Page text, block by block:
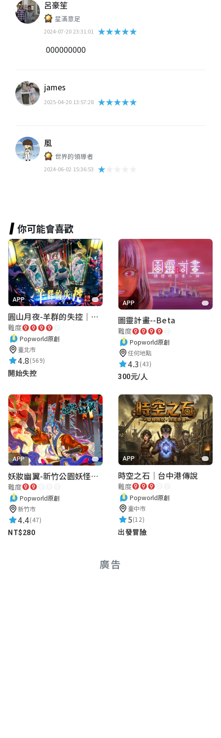
呂豪笙
星滿意足
2024-07-20 23:31:01
★★★★★
000000000
james
2025-04-20 13:57:28 ★★★★★
風
世界的領導者
2024-06-02 15:36:53 ★★★★★
你可能會喜歡
APP
圓山月夜-羊群的失控｜圓山飯店 ARG實境解謎遊戲
難度
Popworld原創
臺北市
4.8(569)
開始失控
APP
圖靈計畫--Beta
難度
Popworld原創
任何地點
4.3(43)
300元/人
APP
妖妝幽翼-新竹公園妖怪懸疑事件
難度
Popworld原創
新竹市
4.4(47)
NT$280
APP
時空之石｜台中港傳說
難度
Popworld原創
臺中市
5(12)
出發冒險
廣告